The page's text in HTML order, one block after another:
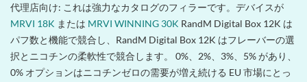
代理店向け: これは強力なカタログのフィラーです。デバイスが
MRVI 18K または MRVI WINNING 30K RandM Digital Box 12K は
パフ数と機能で競合し、RandM Digital Box 12K はフレーバーの選
択とニコチンの柔軟性で競合します。 0%、2%、3%、5% があり、
0% オプションはニコチンゼロの需要が増え続ける EU 市場にとっ